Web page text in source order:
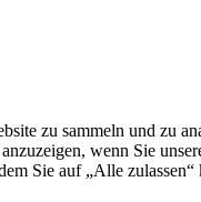
zu sammeln und zu
wenn Sie
Sie auf „Alle